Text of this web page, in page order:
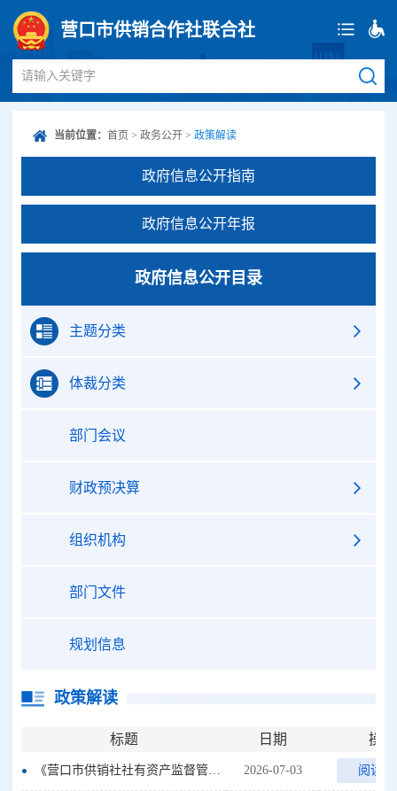
营口市供销合作社联合社
请输入关键字
当前位置： 首页 > 政务公开 > 政策解读
政府信息公开指南
政府信息公开年报
政府信息公开目录
主题分类
体裁分类
部门会议
财政预决算
组织机构
部门文件
规划信息
政策解读
标题 日期 操作
《营口市供销社社有资产监督管理办法》图解 2026-07-03 阅读